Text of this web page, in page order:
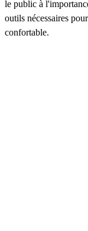
le public à
outils nécessaires
confortable.